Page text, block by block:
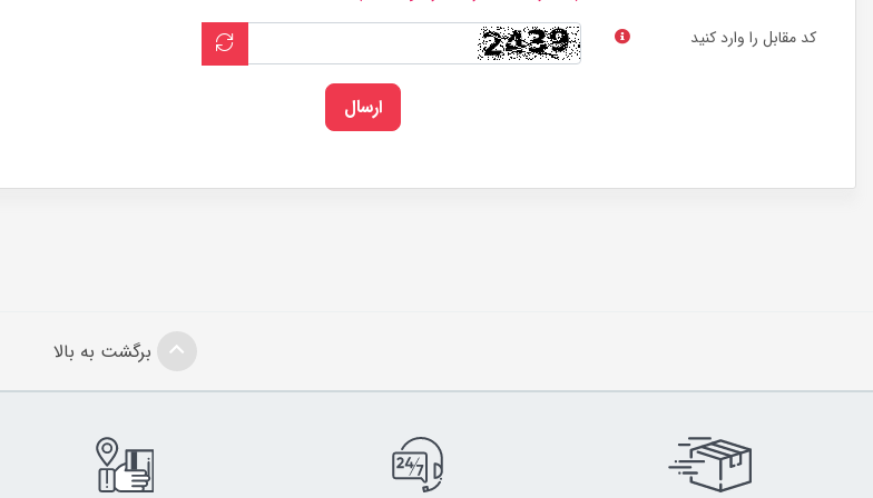
کد مقابل را وارد کنید
ارسال
برگشت به بالا